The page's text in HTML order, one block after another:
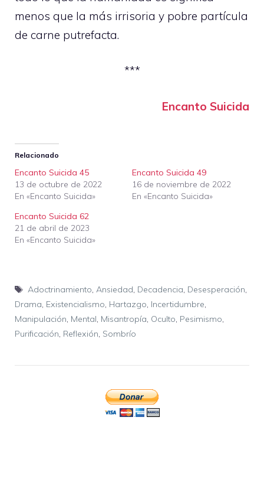
menos que la más irrisoria y pobre partícula
de carne putrefacta.
***
Encanto Suicida
Relacionado
Encanto Suicida 45
13 de octubre de 2022
En «Encanto Suicida»
Encanto Suicida 49
16 de noviembre de 2022
En «Encanto Suicida»
Encanto Suicida 62
21 de abril de 2023
En «Encanto Suicida»
Etiquetas
Adoctrinamiento, Ansiedad, Decadencia, Desesperación,
Drama, Existencialismo, Hartazgo, Incertidumbre,
Manipulación, Mental, Misantropía, Oculto, Pesimismo,
Purificación, Reflexión, Sombrío